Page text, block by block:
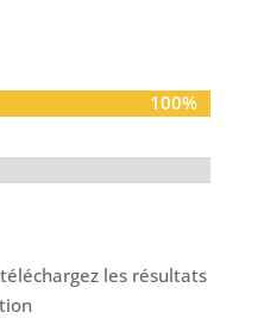
100%
100%
les résultats